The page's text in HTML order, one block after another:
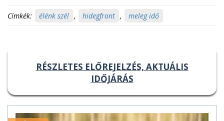
Címkék: élénk szél , hidegfront , meleg idő
RÉSZLETES ELŐREJELZÉS, AKTUÁLIS
IDŐJÁRÁS